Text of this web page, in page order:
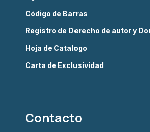
Código de Barras
Registro de Derecho de autor y
Hoja de Catalogo
Carta de Exclusividad
Contacto